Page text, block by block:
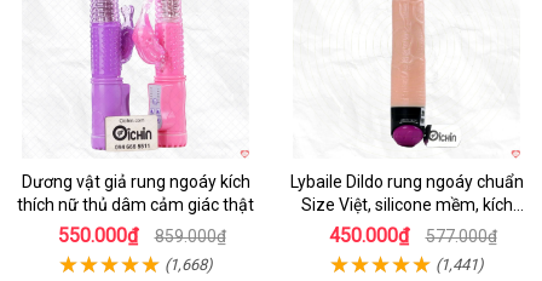
Dương vật giả rung ngoáy kích
thích nữ thủ dâm cảm giác thật
550.000₫ 859.000₫
(1,668)
Lybaile Dildo rung ngoáy chuẩn
Size Việt, silicone mềm, kích
thích mạnh
450.000₫ 577.000₫
(1,441)